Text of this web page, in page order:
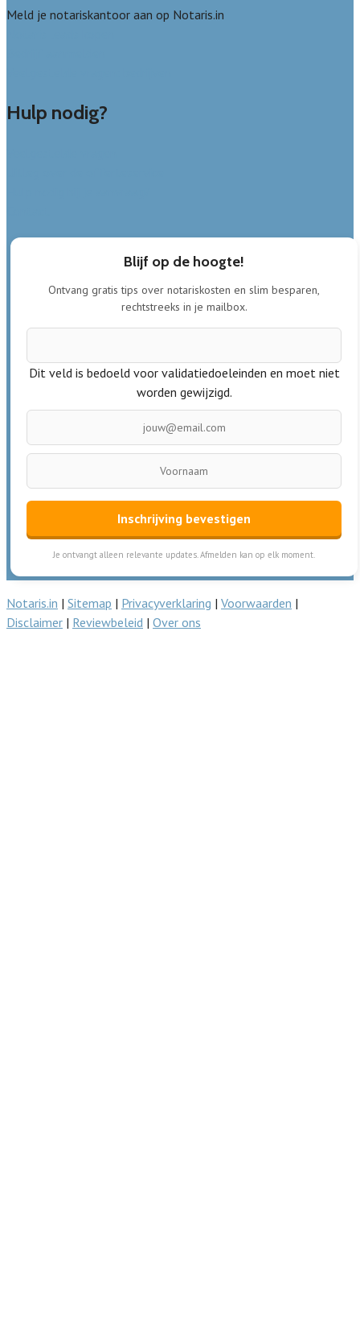
Meld je notariskantoor aan op Notaris.in
Hulp nodig?
Blijf op de hoogte!
Ontvang gratis tips over notariskosten en slim besparen,
rechtstreeks in je mailbox.
Dit veld is bedoeld voor validatiedoeleinden en moet niet
worden gewijzigd.
Inschrijving bevestigen
Je ontvangt alleen relevante updates. Afmelden kan op elk moment.
Notaris.in | Sitemap | Privacyverklaring | Voorwaarden |
Disclaimer | Reviewbeleid | Over ons